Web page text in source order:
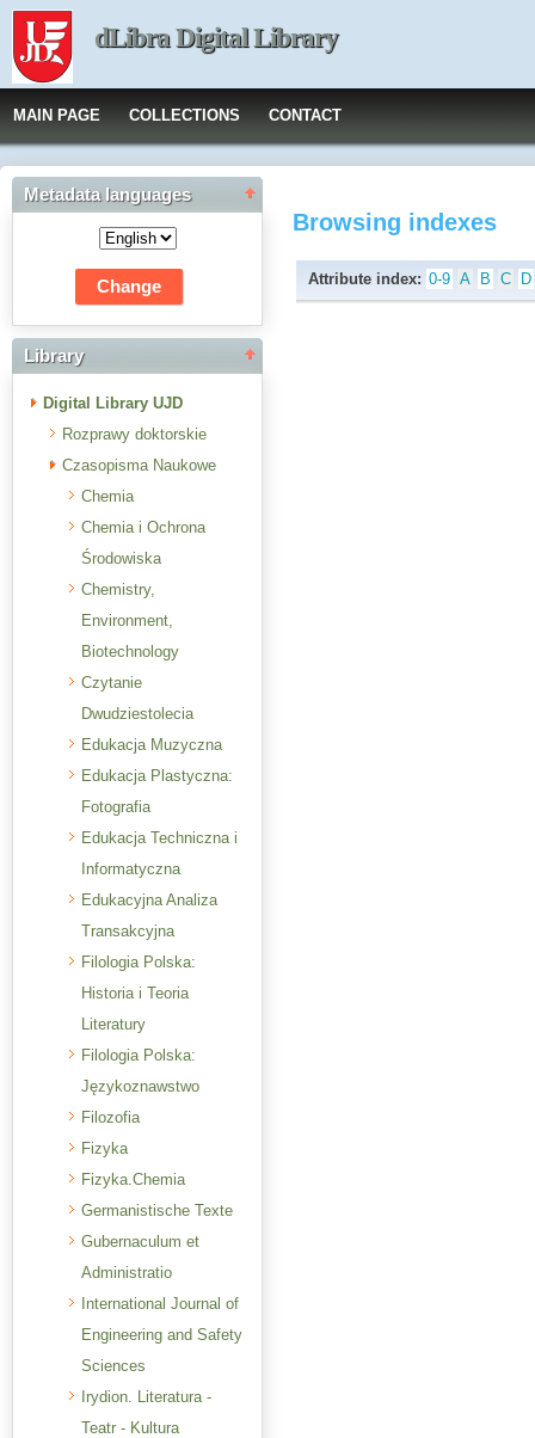
dLibra Digital Library
MAIN PAGE COLLECTIONS CONTACT
Metadata languages
Library
Digital Library UJD
Rozprawy doktorskie
Czasopisma Naukowe
Chemia
Chemia i Ochrona
Środowiska
Chemistry,
Environment,
Biotechnology
Czytanie
Dwudziestolecia
Edukacja Muzyczna
Edukacja Plastyczna:
Fotografia
Edukacja Techniczna i
Informatyczna
Edukacyjna Analiza
Transakcyjna
Filologia Polska:
Historia i Teoria
Literatury
Filologia Polska:
Językoznawstwo
Filozofia
Fizyka
Fizyka.Chemia
Germanistische Texte
Gubernaculum et
Administratio
International Journal of
Engineering and Safety
Sciences
Irydion. Literatura -
Teatr - Kultura
Browsing indexes
Attribute index: 0-9 A B C D